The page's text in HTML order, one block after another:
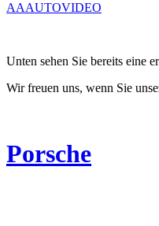
AAAUTOVIDEO
Unten sehen Sie bereits eine
Wir freuen uns, wenn Sie
Porsche